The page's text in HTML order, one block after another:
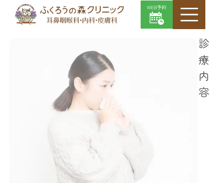
WEB予約
診療内容